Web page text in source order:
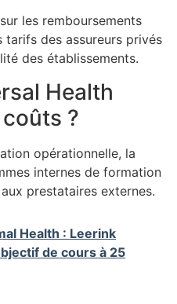
les remboursements
des assureurs privés
des établissements.
Health
?
opérationnelle, la
internes de formation
prestataires externes.
Health : Leerink
de cours à 25